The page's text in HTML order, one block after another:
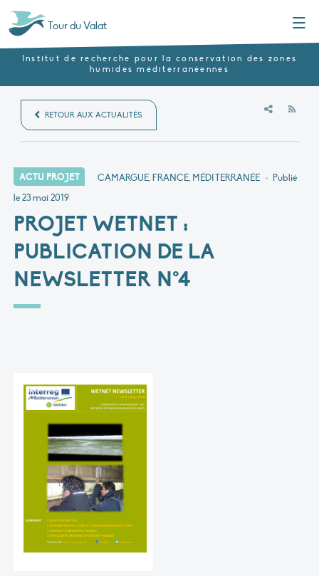
Tour du Valat
Institut de recherche pour la conservation des zones
humides méditerranéennes
RETOUR AUX ACTUALITÉS
ACTU PROJET CAMARGUE, FRANCE, MÉDITERRANÉE • Publié
le23 mai 2019
PROJET WETNET :
PUBLICATION DE LA
NEWSLETTER N°4